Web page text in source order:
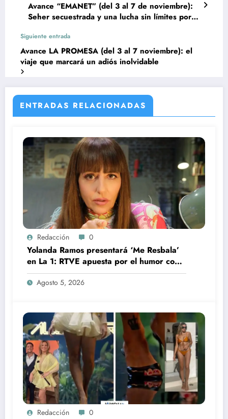
Avance “EMANET” (del 3 al 7 de noviembre):
Seher secuestrada y una lucha sin límites por
Siguiente entrada
Avance LA PROMESA (del 3 al 7 noviembre): el
viaje que marcará un adiós inolvidable
ENTRADAS RELACIONADAS
Redacción 0
Yolanda Ramos presentará ‘Me Resbala’
en La 1: RTVE apuesta por el humor con
una de sus grandes estrellas
Agosto 5, 2026
Redacción 0